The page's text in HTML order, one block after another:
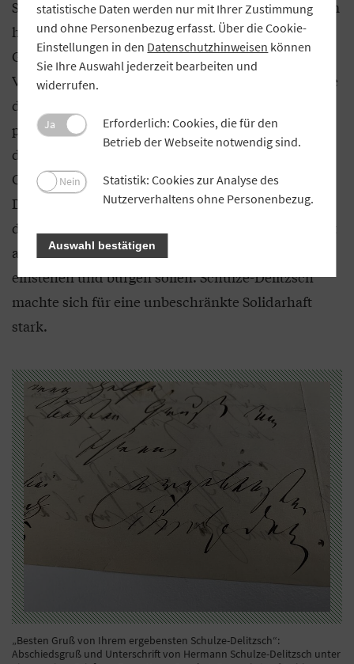
Schulze-Delitzsch bietet Proebst an, an den von ihm
herausgegebenen „Blättern für
Genossenschaftswesen“ mitzuarbeiten (Diesen
Vorschlag nimmt Proebst gerne an, er wird im Laufe
der Zeit mehrere Artikel in der Zeitschrift
publizieren). Zudem nimmt Schulze-Delitzsch in
dem Brief Stellung zu einem Thema, das die
Genossenschaftspioniere damals umgetrieben hat:
Die sogenannte Solidarhaft. Im Mittelpunkt stand
die Frage, ob die Mitglieder der Genossenschaft mit
all ihrem Hab und Gut für die Genossenschaft
einstehen und bürgen sollen. Schulze-Delitzsch
machte sich für eine unbeschränkte Solidarhaft
stark.
„Besten Gruß von Ihrem ergebensten Schulze-Delitzsch“:
Abschiedsgruß und Unterschrift von Hermann Schulze-Delitzsch unter
statistische Daten werden nur mit Ihrer Zustimmung
und ohne Personenbezug erfasst. Über die Cookie-
Einstellungen in den Datenschutzhinweisen können
Sie Ihre Auswahl jederzeit bearbeiten und
widerrufen.
Ja
Erforderlich: Cookies, die für den
Betrieb der Webseite notwendig sind.
Nein
Statistik: Cookies zur Analyse des
Nutzerverhaltens ohne Personenbezug.
Auswahl bestätigen